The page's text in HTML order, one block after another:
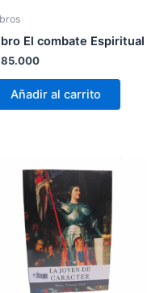
El combate Espiritual
85.000
Añadir al carrito